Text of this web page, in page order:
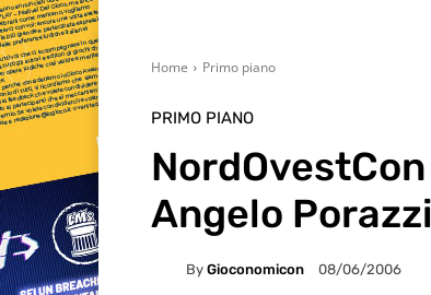
Home Primo piano
PRIMO PIANO
Angelo Porazzi
By Gioconomicon 08/06/2006